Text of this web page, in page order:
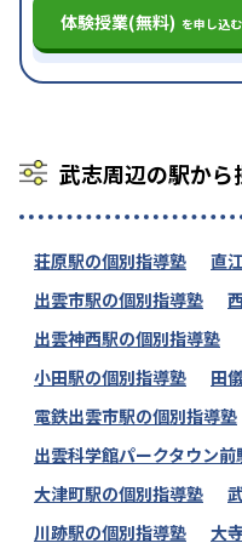
体験授業(無料) を申し込む
武志周辺の駅から
荘原駅の個別指導塾
直
出雲市駅の個別指導塾
出雲神西駅の個別指導塾
小田駅の個別指導塾
田
電鉄出雲市駅の個別指導塾
出雲科学館パークタウン
大津町駅の個別指導塾
川跡駅の個別指導塾
大